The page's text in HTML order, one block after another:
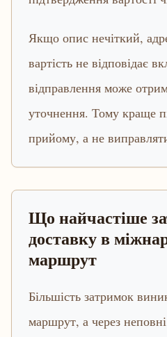
Якщо опис нечіткий,
вартість не відповідає
відправлення може
уточнення. Тому краще
прийому, а не
Що найчастіше
доставку в
маршрут
Більшість затримок
маршрут, а через